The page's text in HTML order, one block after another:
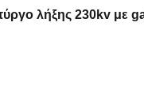
λήξης 230kv με